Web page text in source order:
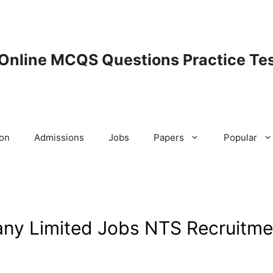
MCQS Questions Practice
Admissions Jobs Papers Popular
Limited Jobs NTS